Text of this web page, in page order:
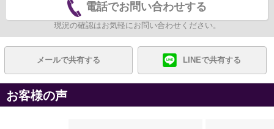
電話でお問い合わせする
現況の確認はお気軽にお問い合わせください。
メールで共有する LINEで共有する
お客様の声